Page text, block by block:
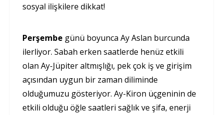
sosyal ilişkilere dikkat!
Perşembe günü boyunca Ay Aslan burcunda
ilerliyor. Sabah erken saatlerde henüz etkili
olan Ay-Jüpiter altmışlığı, pek çok iş ve girişim
açısından uygun bir zaman diliminde
olduğumuzu gösteriyor. Ay-Kiron üçgeninin de
etkili olduğu öğle saatleri sağlık ve şifa, enerji